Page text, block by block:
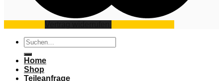
Suchen
nach:
Home
Shop
Teileanfrage